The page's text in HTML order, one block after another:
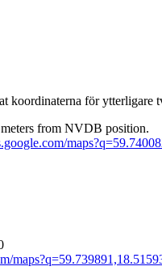
koordinaterna för ytterligare
from NVDB position.